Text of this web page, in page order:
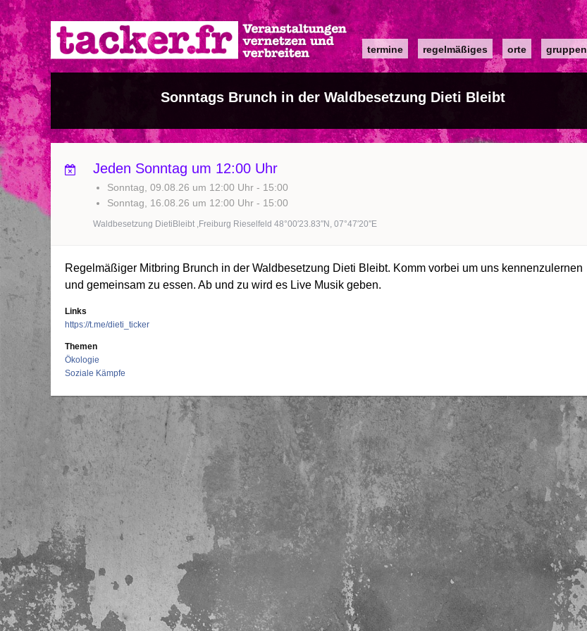
Direkt
zum
Inhalt
Main
navigation
termine regelmäßiges orte gruppen
Sonntags Brunch in der Waldbesetzung Dieti Bleibt
Jeden Sonntag um 12:00 Uhr
Sonntag, 09.08.26 um 12:00 Uhr - 15:00
Sonntag, 16.08.26 um 12:00 Uhr - 15:00
Waldbesetzung DietiBleibt ,Freiburg Rieselfeld 48°00′23.83″N, 07°47′20″E
Regelmäßiger Mitbring Brunch in der Waldbesetzung Dieti Bleibt. Komm vorbei um uns kennenzulernen
und gemeinsam zu essen. Ab und zu wird es Live Musik geben.
Links
https://t.me/dieti_ticker
Themen
Ökologie
Soziale Kämpfe